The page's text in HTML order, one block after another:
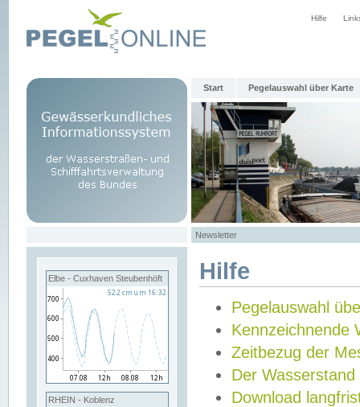
Hilfe
Start Pegelauswahl über Karte
Newsletter
Elbe - Cuxhaven Steubenhöft
RHEIN - Koblenz
Hilfe
Pegelauswahl
Kennzeichnende
Zeitbezug der
Der Wasserstand
Download